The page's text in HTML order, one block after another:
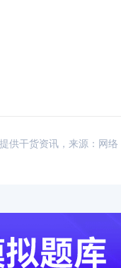
供干货资讯，来源：网